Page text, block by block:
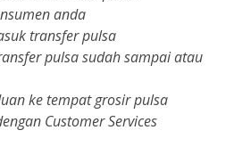
anda
transfer pulsa
pulsa sudah sampai atau
ke tempat grosir pulsa
Customer Services